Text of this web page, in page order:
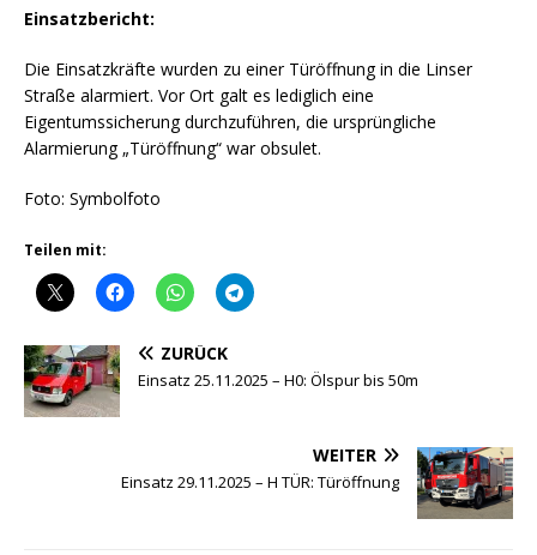
Einsatzbericht:
Die Einsatzkräfte wurden zu einer Türöffnung in die Linser
Straße alarmiert. Vor Ort galt es lediglich eine
Eigentumssicherung durchzuführen, die ursprüngliche
Alarmierung „Türöffnung“ war obsulet.
Foto: Symbolfoto
Teilen mit:
ZURÜCK
Einsatz 25.11.2025 – H0: Ölspur bis 50m
WEITER
Einsatz 29.11.2025 – H TÜR: Türöffnung